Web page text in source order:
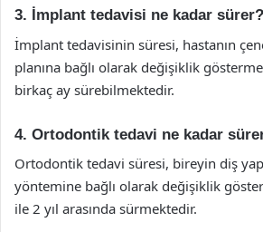
3. İmplant tedavisi ne kadar sürer?
İmplant tedavisinin süresi, hastanın
planına bağlı olarak değişiklik
birkaç ay sürebilmektedir.
4. Ortodontik tedavi ne kadar
Ortodontik tedavi süresi, bireyin diş
yöntemine bağlı olarak değişiklik
ile 2 yıl arasında sürmektedir.